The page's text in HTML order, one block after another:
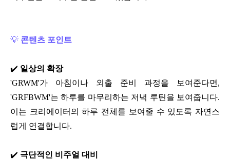
💡 콘텐츠 포인트
✔️ 일상의 확장
'GRWM'가 아침이나 외출 준비 과정을 보여준다면,
'GRFBWM'는 하루를 마무리하는 저녁 루틴을 보여줍니다.
이는 크리에이터의 하루 전체를 보여줄 수 있도록 자연스
럽게 연결합니다.
✔️ 극단적인 비주얼 대비